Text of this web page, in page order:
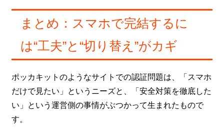
まとめ：スマホで完結するに
は“工夫”と“切り替え”がカギ
ポッカキットのようなサイトでの認証問題は、「スマホ
だけで見たい」というニーズと、「安全対策を徹底した
い」という運営側の事情がぶつかって生まれたもので
す。